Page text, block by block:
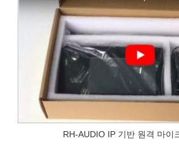
RH-AUDIO IP 기반 원격 마이